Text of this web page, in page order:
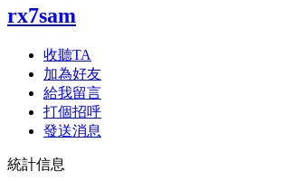
rx7sam
收聽TA
加為好友
給我留言
打個招呼
發送消息
統計信息